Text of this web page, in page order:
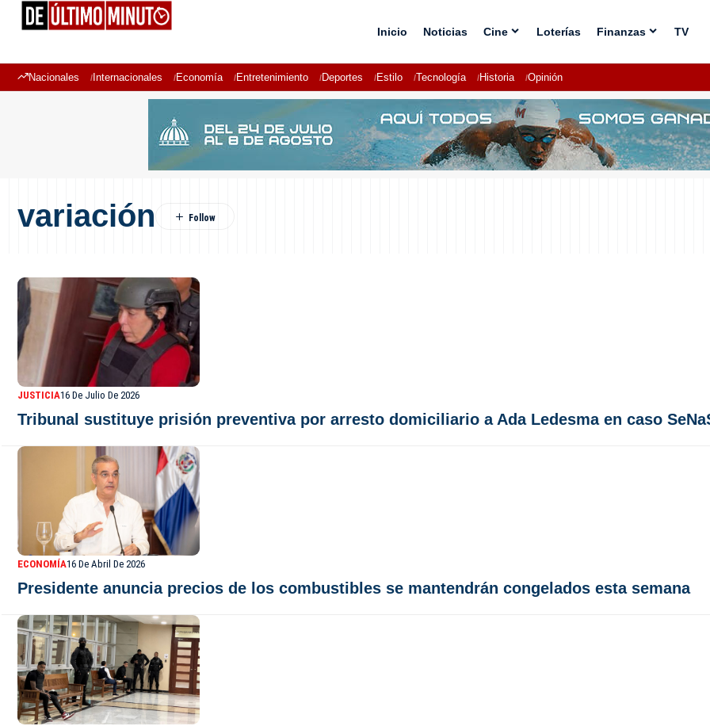
Inicio Noticias Cine Loterías Finanzas TV
Nacionales Internacionales Economía Entretenimiento Deportes Estilo Tecnología Historia Opinión
variación
JUSTICIA16 De Julio De 2026
Tribunal sustituye prisión preventiva por arresto domiciliario a Ada Ledesma en caso
ECONOMÍA16 De Abril De 2026
Presidente anuncia precios de los combustibles se mantendrán congelados esta semana